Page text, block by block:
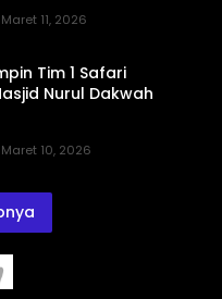
Maret 11, 2026
Tim 1 Safari
Nurul Dakwah
Maret 10, 2026